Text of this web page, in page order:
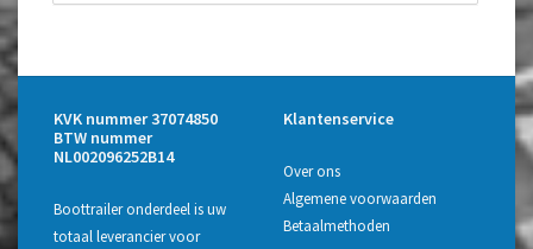
KVK nummer 37074850
BTW nummer
NL002096252B14
Boottrailer onderdeel is uw
totaal leverancier voor
Klantenservice
Over ons
Algemene voorwaarden
Betaalmethoden